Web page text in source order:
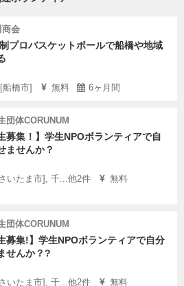
商会
プロバスケットボールで船橋や地域
橋市] 無料 6ヶ月間
団体CORUNUM
募集！】学生NPOボランティアで自
ませんか？
いたま市], 千...他2件
無料
団体CORUNUM
募集!】学生NPOボランティアで自分
せんか？?
いたま市], 千...他2件
無料